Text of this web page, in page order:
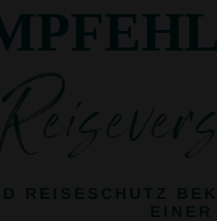
REISESCHUTZ